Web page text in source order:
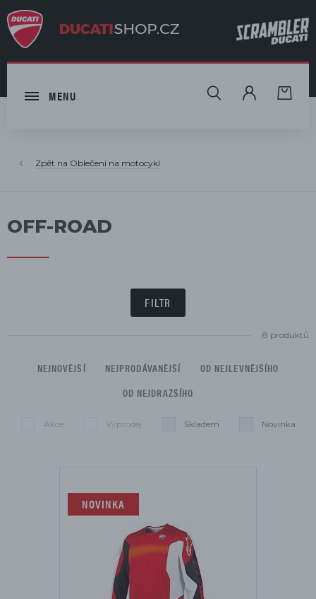
MENU HLEDAT
Oblečení na motocykl
OFF-ROAD
FILTR
8 produktů
NEJNOVĚJŠÍ NEJPRODÁVANĚJŠÍ
OD NEJLEVNĚJŠÍHO
OD NEJDRAŽŠÍHO
Akce Výprodej Skladem Novinka
NOVINKA